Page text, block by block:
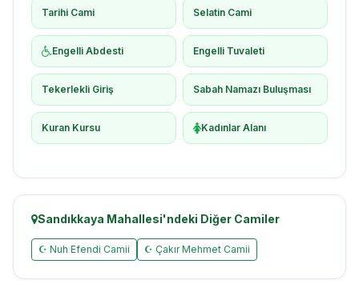
Tarihi Cami Selatin Cami
Engelli Abdesti Engelli Tuvaleti
Tekerlekli Giriş Sabah Namazı Buluşması
Kuran Kursu Kadınlar Alanı
Sandıkkaya Mahallesi'ndeki Diğer Camiler
☪ Nuh Efendi Camii ☪ Çakır Mehmet Camii